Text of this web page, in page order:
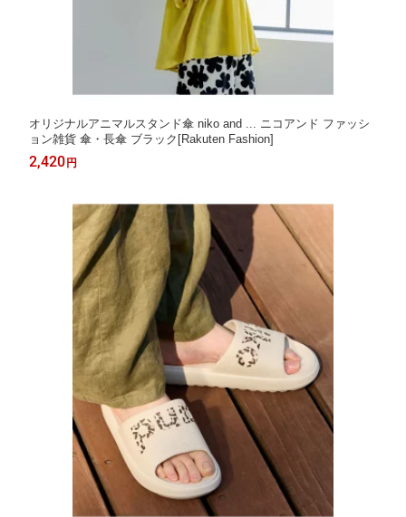
オリジナルアニマルスタンド傘 niko and ... ニコアンド ファッシ
ョン雑貨 傘・長傘 ブラック[Rakuten Fashion]
2,420 円